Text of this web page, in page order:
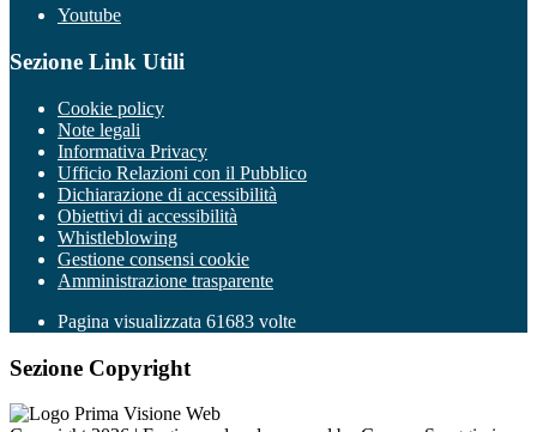
Youtube
Sezione Link Utili
Cookie policy
Note legali
Informativa Privacy
Ufficio Relazioni con il Pubblico
Dichiarazione di accessibilità
Obiettivi di accessibilità
Whistleblowing
Gestione consensi cookie
Amministrazione trasparente
Pagina visualizzata 61683 volte
Sezione Copyright